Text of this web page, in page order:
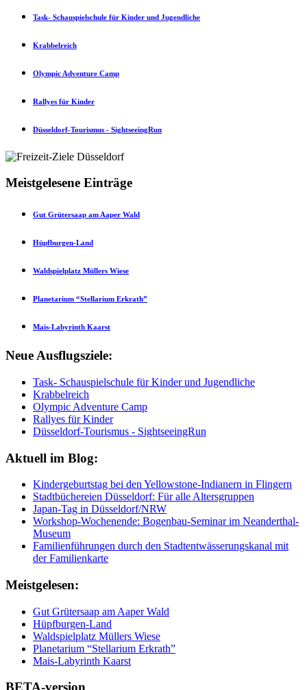
Task- Schauspielschule für Kinder und Jugendliche
Krabbelreich
Olympic Adventure Camp
Rallyes für Kinder
Düsseldorf-Tourismus - SightseeingRun
Meistgelesene Einträge
Gut Grütersaap am Aaper Wald
Hüpfburgen-Land
Waldspielplatz Müllers Wiese
Planetarium “Stellarium Erkrath”
Mais-Labyrinth Kaarst
Neue Ausflugsziele:
Task- Schauspielschule für Kinder und Jugendliche
Krabbelreich
Olympic Adventure Camp
Rallyes für Kinder
Düsseldorf-Tourismus - SightseeingRun
Aktuell im Blog:
Kindergeburtstag bei den Yellowstone-Indianern in Flingern
Stadtbüchereien Düsseldorf: Für alle Altersgruppen
Japan-Tag in Düsseldorf/NRW
Workshop-Wochenende: Bogenbau-Seminar im Neanderthal-
Museum
Familienführungen durch den Stadtentwässerungskanal mit
der Familienkarte
Meistgelesen:
Gut Grütersaap am Aaper Wald
Hüpfburgen-Land
Waldspielplatz Müllers Wiese
Planetarium “Stellarium Erkrath”
Mais-Labyrinth Kaarst